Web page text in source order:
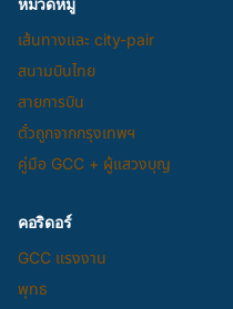
เส้นทางและ city-pair
สนามบินไทย
สายการบิน
ตั๋วถูกจากกรุงเทพฯ
คู่มือ GCC + ผู้แสวงบุญ
คอริดอร์
GCC แรงงาน
พุทธ